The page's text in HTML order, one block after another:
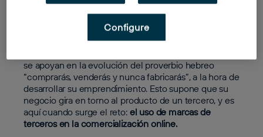
Por casualidad, en los últimos meses, han sido varias
las empresas emergentes que me han consultado
sobre sus ideas de negocio consistentes, en esencia,
en mercados en la realidad digital. Con la convicción
se apoyan en la evolución del proverbio hebreo
“comprarás, venderás y nunca fabricarás”,a la hora de
desarrollar su emprendimiento. Esto supone que su
negocio gira en torno al producto de un tercero, y es
aquí cuando surge el reto: el uso de marcas de
terceros en la comercialización online.
Configure